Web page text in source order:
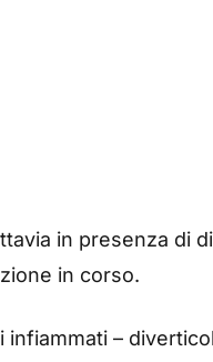
in presenza di
in corso.
–